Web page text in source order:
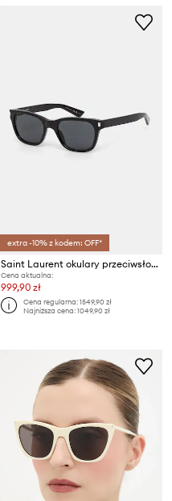
extra -10% z kodem: OFF*
Saint Laurent okulary przeciwsłoneczne kwadratowe
Cena aktualna:
999,90 zł
Cena regularna:1549,90 zł
Najniższa cena:1049,90 zł